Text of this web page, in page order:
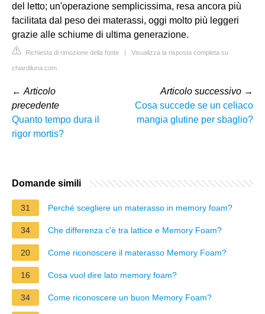
del letto; un'operazione semplicissima, resa ancora più
facilitata dal peso dei materassi, oggi molto più leggeri
grazie alle schiume di ultima generazione.
Richiesta di rimozione della fonte | Visualizza la risposta completa su
chiardiluna.com
← Articolo
precedente
Quanto tempo dura il
rigor mortis?
Articolo successivo →
Cosa succede se un celiaco
mangia glutine per sbaglio?
Domande simili
31 Perché scegliere un materasso in memory foam?
34 Che differenza c'è tra lattice e Memory Foam?
20 Come riconoscere il materasso Memory Foam?
16 Cosa vuol dire lato memory foam?
34 Come riconoscere un buon Memory Foam?